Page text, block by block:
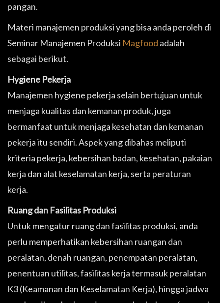
pangan.
Materi manajemen produksi yang bisa anda peroleh di
Seminar Manajemen Produksi Magfood adalah
sebagai berikut.
Hygiene Pekerja
Manajemen hygiene pekerja selain bertujuan untuk
menjaga kualitas dan kemanan produk, juga
bermanfaat untuk menjaga kesehatan dan kemanan
pekerja itu sendiri. Aspek yang dibahas meliputi
kriteria pekerja, kebersihan badan, kesehatan, pakaian
kerja dan alat keselamatan kerja, serta peraturan
kerja.
Ruang dan Fasilitas Produksi
Untuk mengatur ruang dan fasilitas produksi, anda
perlu memperhatikan kebersihan ruangan dan
peralatan, denah ruangan, penempatan peralatan,
penentuan utilitas, fasilitas kerja termasuk peralatan
K3 (Keamanan dan Keselamatan Kerja), hingga jadwa